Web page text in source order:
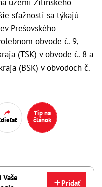
sťažnosti sa týkajú
Prešovského
obvode č. 9,
(TSK) v obvode č. 8 a
(BSK) v obvodoch č.
Tip na
článok
Pridať